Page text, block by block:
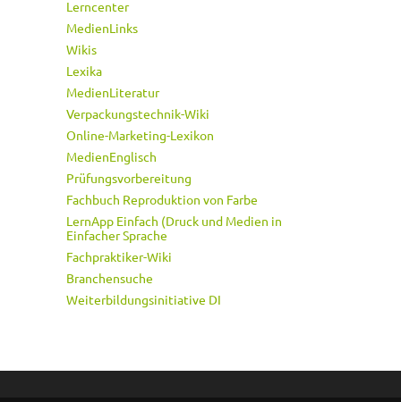
Lerncenter
MedienLinks
Wikis
Lexika
MedienLiteratur
Verpackungstechnik-Wiki
Online-Marketing-Lexikon
MedienEnglisch
Prüfungsvorbereitung
Fachbuch Reproduktion von Farbe
LernApp Einfach (Druck und Medien in
Einfacher Sprache
Fachpraktiker-Wiki
Branchensuche
Weiterbildungsinitiative DI